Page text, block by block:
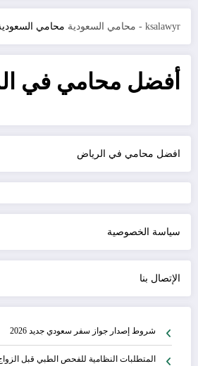
ksalawyr - محامي السعودية محامي
أفضل محامي في
افضل محامي في الرياض
سياسة الخصوصية
الإتصال بنا
شروط إصدار جواز سفر سعودي جديد 2026
المتطلبات النظامية للفحص الطبي قبل